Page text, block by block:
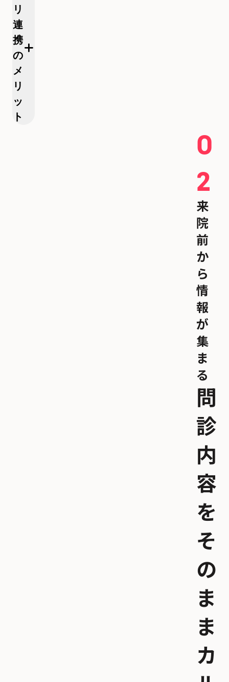
リ
連
携
の
メ
リ
ッ
ト
0
2
来
院
前
か
ら
情
報
が
集
ま
る
問
診
内
容
を
そ
の
ま
ま
カ